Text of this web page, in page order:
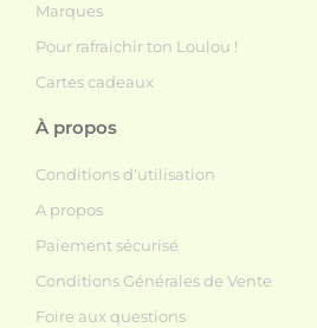
Marques
Pour rafraichir ton Loulou !
Cartes cadeaux
À propos
Conditions d'utilisation
A propos
Paiement sécurisé
Conditions Générales de Vente
Foire aux questions